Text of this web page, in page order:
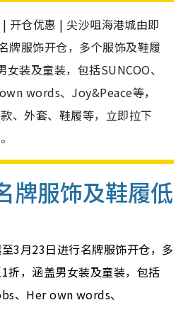
开仓优惠 | 尖沙咀海港城由即
牌服饰开仓，多个服饰及鞋履
装及童装，包括SUNCOO、
words、Joy&Peace等，
、外套、鞋履等，立即拉下
牌服饰及鞋履低
3月23日进行名牌服饰开仓，多
折，涵盖男女装及童装，包括
、Her own words、